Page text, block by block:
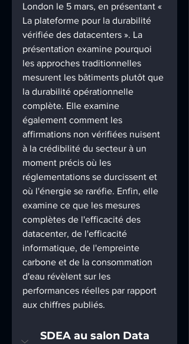
London le 5 mars, en présentant «
La plateforme pour la durabilité
vérifiée des datacenters ». La
présentation examine pourquoi
les approches traditionnelles
mesurent les bâtiments plutôt que
la durabilité opérationnelle
complète. Elle examine
également comment les
affirmations non vérifiées nuisent
à la crédibilité du secteur à un
moment précis où les
réglementations se durcissent et
où l'énergie se raréfie. Enfin, elle
examine ce que les mesures
complètes de l'efficacité des
datacenter, de l'efficacité
informatique, de l'empreinte
carbone et de la consommation
d'eau révèlent sur les
performances réelles par rapport
aux chiffres publiés.
SDEA au salon Data